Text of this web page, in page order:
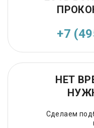
+7
НЕТ
Сделаем